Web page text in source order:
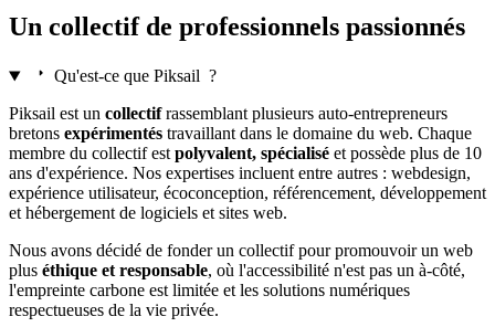
Un collectifde professionnels passionnés
Qu'est-ce que Piksail ?
Piksail est un collectifrassemblant plusieurs auto-entrepreneurs
bretons expérimentés travaillant dans le domaine du web. Chaque
membre du collectif est polyvalent, spécialisé et possède plus de 10
ans d'expérience. Nos expertises incluent entre autres : webdesign,
expérience utilisateur, écoconception, référencement, développement
et hébergement de logiciels et sites web.
Nous avons décidé de fonder un collectif pour promouvoir un web
plus éthique et responsable, où l'accessibilité n'est pas un à-côté,
l'empreinte carbone est limitée et les solutions numériques
respectueuses de la vie privée.